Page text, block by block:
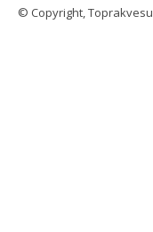
© Copyright, Toprakvesu